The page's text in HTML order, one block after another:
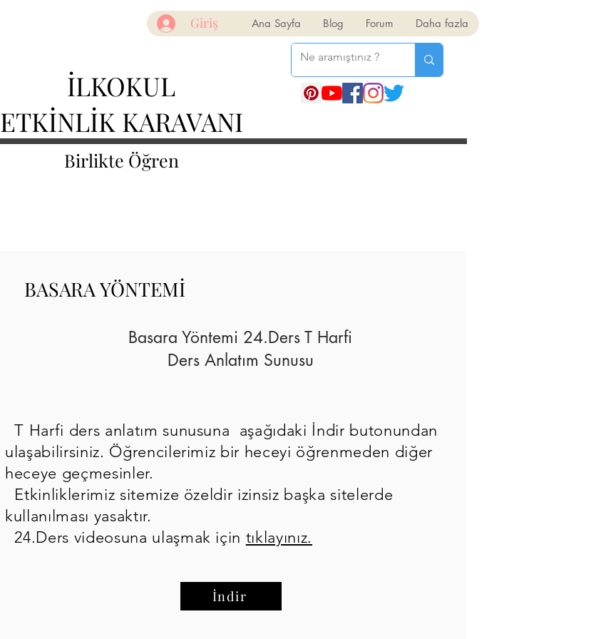
Ana Sayfa Blog Forum Daha fazla
Giriş
İLKOKUL
ETKİNLİK KARAVANI
Birlikte Öğren
BASARA YÖNTEMİ
Basara Yöntemi 24.Ders T Harfi
Ders Anlatım Sunusu
T Harfi ders anlatım sunusuna aşağıdaki İndir butonundan
ulaşabilirsiniz. Öğrencilerimiz bir heceyi öğrenmeden diğer
heceye geçmesinler.
Etkinliklerimiz sitemize özeldir izinsiz başka sitelerde
kullanılması yasaktır.
24.Ders videosuna ulaşmak için tıklayınız.
İndir